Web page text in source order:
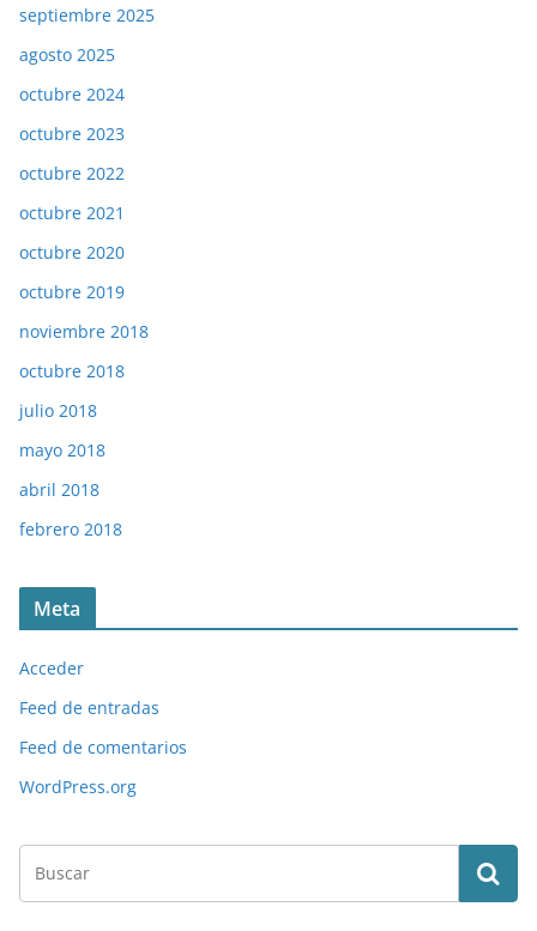
septiembre 2025
agosto 2025
octubre 2024
octubre 2023
octubre 2022
octubre 2021
octubre 2020
octubre 2019
noviembre 2018
octubre 2018
julio 2018
mayo 2018
abril 2018
febrero 2018
Meta
Acceder
Feed de entradas
Feed de comentarios
WordPress.org